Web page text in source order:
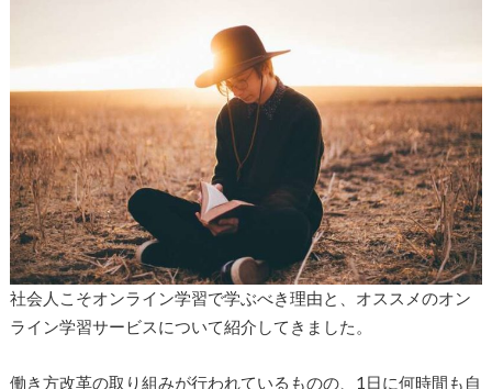
社会人こそオンライン学習で学ぶべき理由と、オススメのオン
ライン学習サービスについて紹介してきました。
働き方改革の取り組みが行われているものの、1日に何時間も自